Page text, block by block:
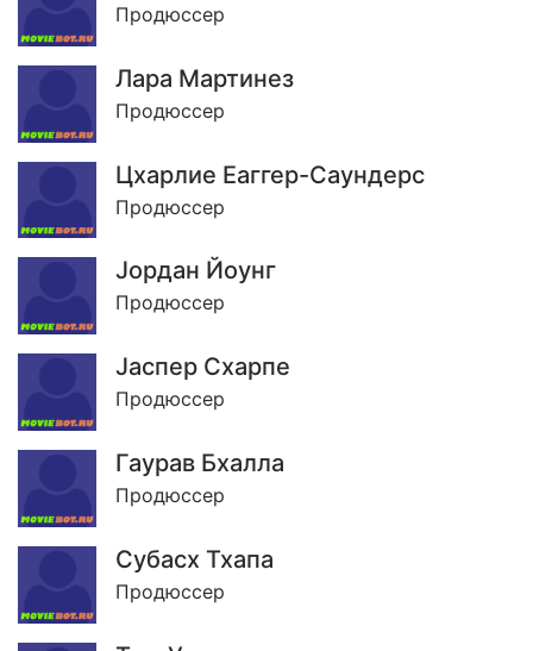
Продюссер
Лара Мартинез
Продюссер
Цхарлие Еаггер-Саундерс
Продюссер
Jордан Йоунг
Продюссер
Jаспер Схарпе
Продюссер
Гаурав Бхалла
Продюссер
Субасх Тхапа
Продюссер